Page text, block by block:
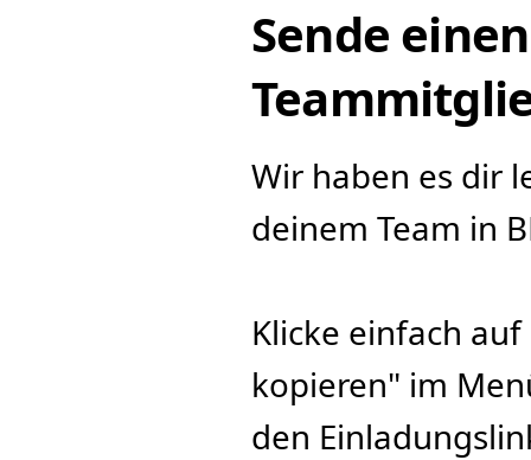
Sende
Wir haben es dir
deinem Team in
Klicke einfach
kopieren" im
den